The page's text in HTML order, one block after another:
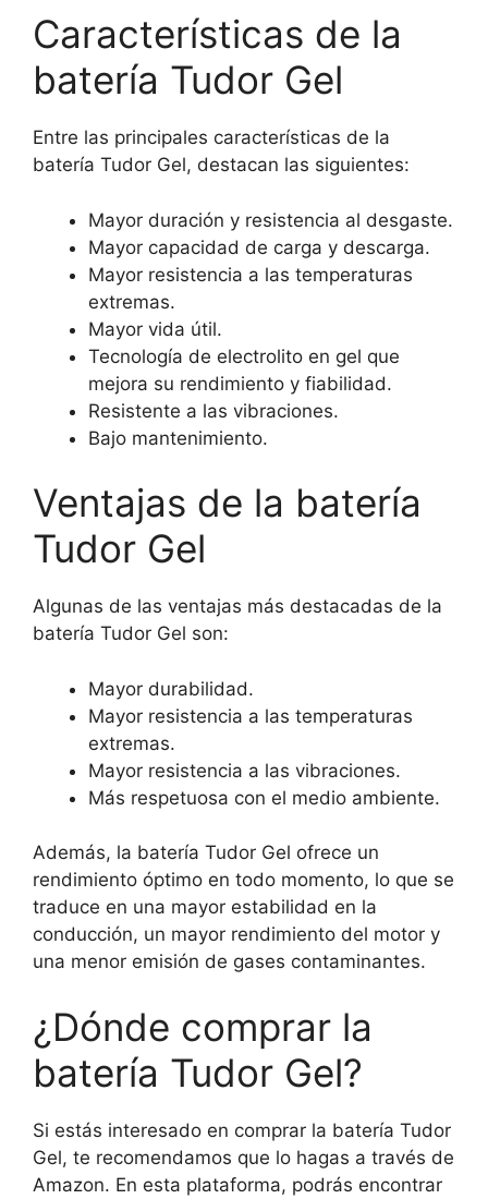
Características de la
batería Tudor Gel
Entre las principales características de la
batería Tudor Gel, destacan las siguientes:
Mayor duración y resistencia al desgaste.
Mayor capacidad de carga y descarga.
Mayor resistencia a las temperaturas
extremas.
Mayor vida útil.
Tecnología de electrolito en gel que
mejora su rendimiento y fiabilidad.
Resistente a las vibraciones.
Bajo mantenimiento.
Ventajas de la batería
Tudor Gel
Algunas de las ventajas más destacadas de la
batería Tudor Gel son:
Mayor durabilidad.
Mayor resistencia a las temperaturas
extremas.
Mayor resistencia a las vibraciones.
Más respetuosa con el medio ambiente.
Además, la batería Tudor Gel ofrece un
rendimiento óptimo en todo momento, lo que se
traduce en una mayor estabilidad en la
conducción, un mayor rendimiento del motor y
una menor emisión de gases contaminantes.
¿Dónde comprar la
batería Tudor Gel?
Si estás interesado en comprar la batería Tudor
Gel, te recomendamos que lo hagas a través de
Amazon. En esta plataforma, podrás encontrar